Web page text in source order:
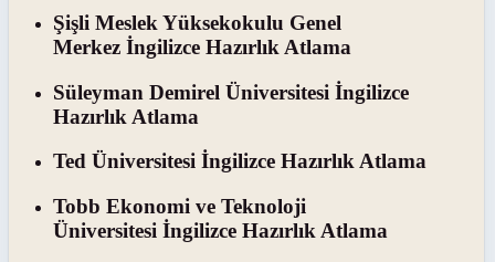
Şişli Meslek Yüksekokulu Genel
Merkez İngilizce Hazırlık Atlama
Süleyman Demirel Üniversitesi İngilizce
Hazırlık Atlama
Ted Üniversitesi İngilizce Hazırlık Atlama
Tobb Ekonomi ve Teknoloji
Üniversitesi İngilizce Hazırlık Atlama